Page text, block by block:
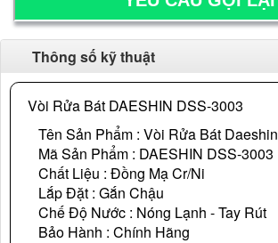
Thông số kỹ thuật
Vòi Rửa Bát DAESHIN DSS-3003
Tên Sản Phẩm : Vòi Rửa Bát Daeshin
Mã Sản Phẩm : DAESHIN DSS-3003
Chất Liệu : Đồng Mạ Cr/Ni
Lắp Đặt : Gắn Chậu
Chế Độ Nước : Nóng Lạnh - Tay Rút
Bảo Hành : Chính Hãng